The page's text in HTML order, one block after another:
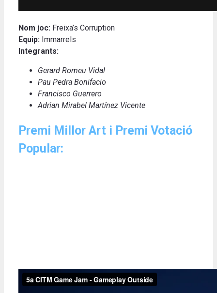
Nom joc: Freixa’s Corruption
Equip: Immarrels
Integrants:
Gerard Romeu Vidal
Pau Pedra Bonifacio
Francisco Guerrero
Adrian Mirabel Martínez Vicente
Premi Millor Art i Premi Votació
Popular: